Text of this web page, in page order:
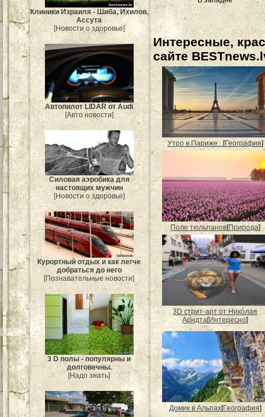
Клиники Израиля - Шиба, Ихилов,
Ассута
[Новости о здоровье]
Автопилот LIDAR от Audi
[Авто новости]
Силовая аэробика для
настоящих мужчин
[Новости о здоровье]
Курортный отдых и как легче
добраться до него
[Познавательные новости]
3 D полы - популярны и
долговечны.
[Надо знать]
Интересные,
сайте
Утро в Париже...[География]
Поле тюльпанов[Природа]
3D стрит-арт от Николая
Арндта[Интересно]
Домик в Альпах[География]